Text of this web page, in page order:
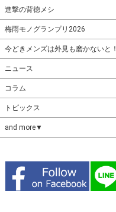
進撃の背徳メシ
梅雨モノグランプリ2026
今どきメンズは外見も磨かないと！
ニュース
コラム
トピックス
and more▼